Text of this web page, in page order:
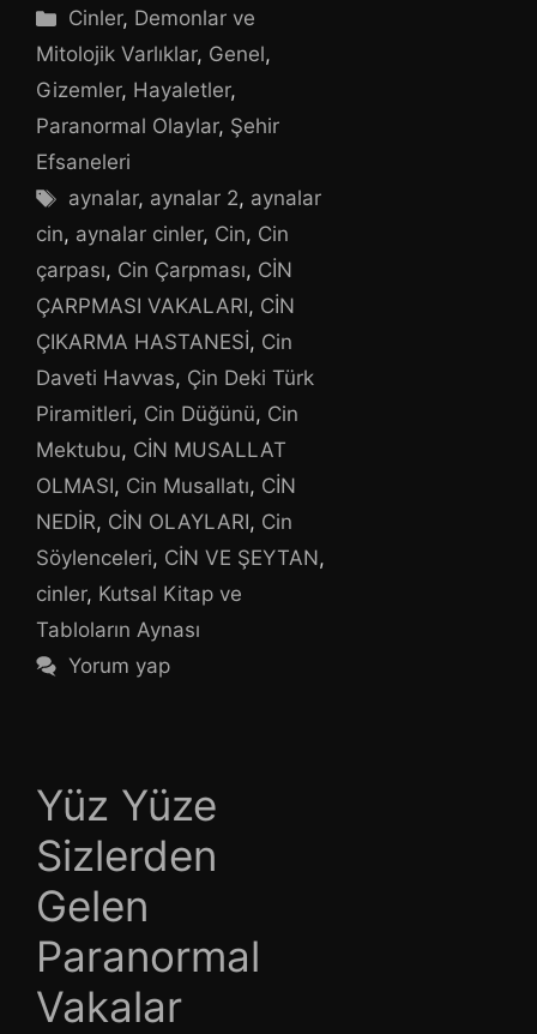
Kategoriler
Cinler, Demonlar ve
Mitolojik Varlıklar, Genel,
Gizemler, Hayaletler,
Paranormal Olaylar, Şehir
Efsaneleri
Etiketler
aynalar, aynalar 2, aynalar
cin, aynalar cinler, Cin, Cin
çarpası, Cin Çarpması, CİN
ÇARPMASI VAKALARI, CİN
ÇIKARMA HASTANESİ, Cin
Daveti Havvas, Çin Deki Türk
Piramitleri, Cin Düğünü, Cin
Mektubu, CİN MUSALLAT
OLMASI, Cin Musallatı, CİN
NEDİR, CİN OLAYLARI, Cin
Söylenceleri, CİN VE ŞEYTAN,
cinler, Kutsal Kitap ve
Tabloların Aynası
Yorum yap
Yüz Yüze
Sizlerden
Gelen
Paranormal
Vakalar